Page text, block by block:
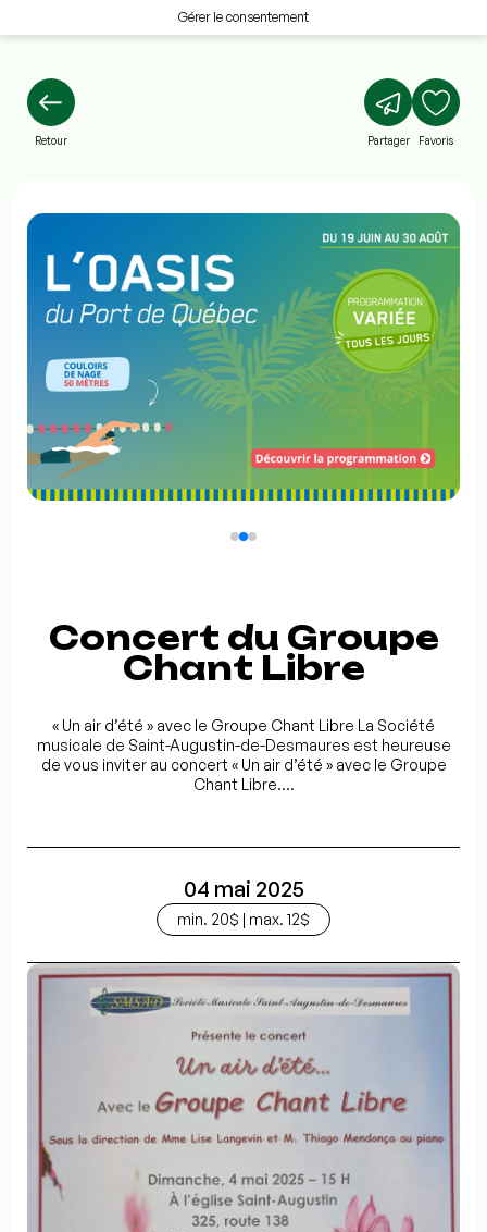
Gérer le consentement
Retour Partager Favoris
Concert du Groupe
Chant Libre
« Un air d’été » avec le Groupe Chant Libre La Société
musicale de Saint-Augustin-de-Desmaures est heureuse
de vous inviter au concert « Un air d’été » avec le Groupe
Chant Libre....
04 mai 2025
min. 20$ | max. 12$